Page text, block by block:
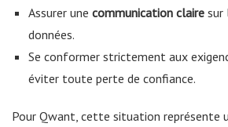
Assurer une communication clairesur
données.
Se conformer strictement aux
éviter toute perte de confiance.
Pour Qwant, cette situation représente